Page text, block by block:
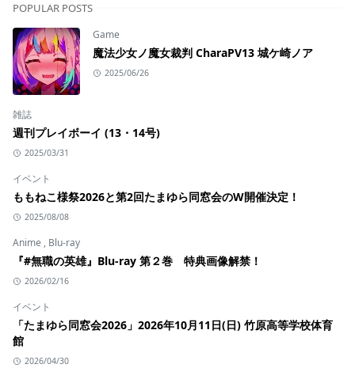
POPULAR POSTS
Game
魔法少女ノ魔女裁判 CharaPV13 城ケ崎ノア
2025/06/26
雑誌
週刊プレイボーイ (13・14号)
2025/03/31
イベント
ももねこ様祭2026と第2回たまゆら同窓会のW開催決定！
2025/08/08
Anime , Blu-ray
『#無職の英雄』Blu-ray 第２巻 特典画像解禁！
2026/02/16
イベント
「たまゆら同窓会2026」2026年10月11日(日) 竹原高等学校体育
館
2026/04/30